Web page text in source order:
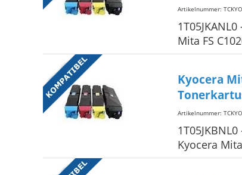
Artikelnummer:
Mita FS
Kyocera
Artikelnummer:
Kyocera